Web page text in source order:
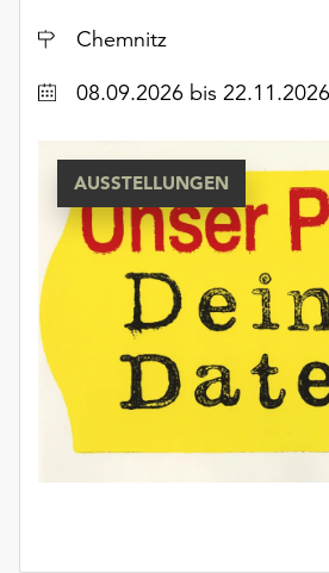
Ort
Chemnitz
Datum08.09.2026 bis 22.11.2026
AUSSTELLUNGEN